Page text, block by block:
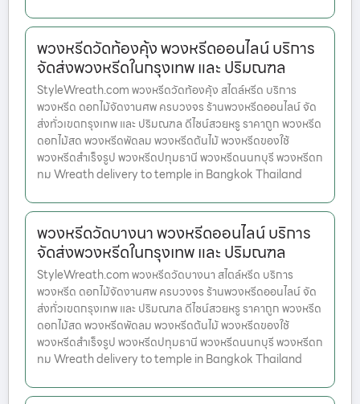
พวงหรีดวัดท้องคุ้ง พวงหรีดออนไลน์ บริการ
จัดส่งพวงหรีดในกรุงเทพ และ ปริมณฑล
StyleWreath.com พวงหรีดวัดท้องคุ้ง สไตล์หรีด บริการ
พวงหรีด ดอกไม้จัดงานศพ ครบวงจร ร้านพวงหรีดออนไลน์ จัด
ส่งทั่วเขตกรุงเทพ และ ปริมณฑล ดีไซน์สวยหรู ราคาถูก พวงหรีด
ดอกไม้สด พวงหรีดพัดลม พวงหรีดต้นไม้ พวงหรีดของใช้
พวงหรีดสำเร็จรูป พวงหรีดปทุมธานี พวงหรีดนนทบุรี พวงหรีดก
ทม Wreath delivery to temple in Bangkok Thailand
พวงหรีดวัดบางนา พวงหรีดออนไลน์ บริการ
จัดส่งพวงหรีดในกรุงเทพ และ ปริมณฑล
StyleWreath.com พวงหรีดวัดบางนา สไตล์หรีด บริการ
พวงหรีด ดอกไม้จัดงานศพ ครบวงจร ร้านพวงหรีดออนไลน์ จัด
ส่งทั่วเขตกรุงเทพ และ ปริมณฑล ดีไซน์สวยหรู ราคาถูก พวงหรีด
ดอกไม้สด พวงหรีดพัดลม พวงหรีดต้นไม้ พวงหรีดของใช้
พวงหรีดสำเร็จรูป พวงหรีดปทุมธานี พวงหรีดนนทบุรี พวงหรีดก
ทม Wreath delivery to temple in Bangkok Thailand